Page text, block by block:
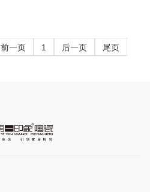
前一页 1 后一页 尾页